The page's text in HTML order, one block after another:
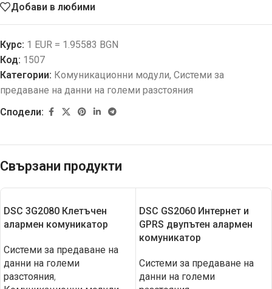
Добави в любими
Курс: 1 EUR = 1.95583 BGN
Код: 1507
Категории: Комуникационни модули, Системи за
предаване на данни на големи разстояния
Сподели:
Свързани продукти
DSC 3G2080 Клетъчен
алармен комуникатор
Системи за предаване на
данни на големи
разстояния,
DSC GS2060 Интернет и
GPRS двупътен алармен
комуникатор
Системи за предаване на
данни на големи